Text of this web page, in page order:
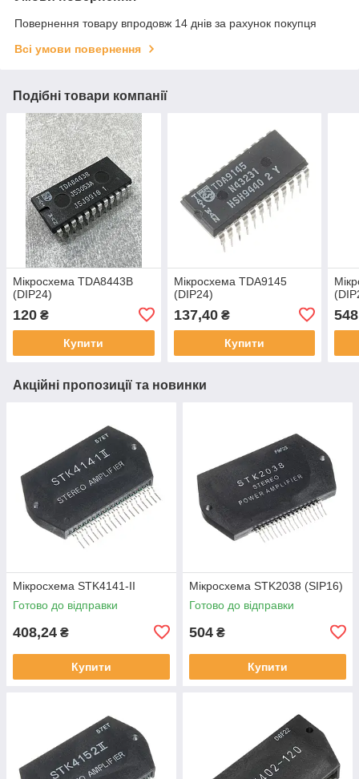
Повернення товару впродовж 14 днів за рахунок покупця
Всі умови повернення
Подібні товари компанії
Мікросхема TDA8443B
(DIP24)
120 ₴
Купити
Мікросхема TDA9145
(DIP24)
137,40₴
Купити
548
Акційні пропозиції та новинки
Мікросхема STK4141-II
Готово до відправки
408,24 ₴
Купити
Мікросхема STK2038 (SIP16)
Готово до відправки
504 ₴
Купити